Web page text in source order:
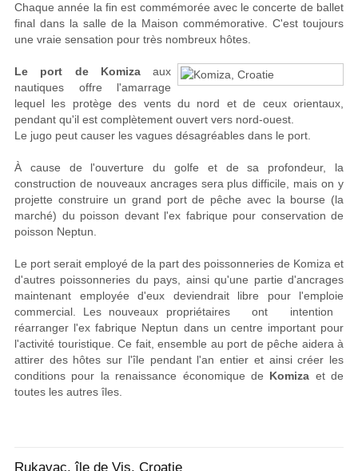
Chaque année la fin est commémorée avec le concerte de ballet
final dans la salle de la Maison commémorative. C'est toujours
une vraie sensation pour très nombreux hôtes.
Le port de Komizaaux
nautiques offre l'amarrage
lequel les protège des vents du nord et de ceux orientaux,
pendant qu'il est complètement ouvert vers nord-ouest.
Le jugo peut causer les vagues désagréables dans le port.
À cause de l'ouverture du golfe et de sa profondeur, la
construction de nouveaux ancrages sera plus difficile, mais on y
projette construire un grand port de pêche avec la bourse (la
marché) du poisson devant l'ex fabrique pour conservation de
poisson Neptun.
Le port serait employé de la part des poissonneries de Komiza et
d'autres poissonneries du pays, ainsi qu'une partie d'ancrages
maintenant employée d'eux deviendrait libre pour l'emploie
commercial. Les nouveaux propriétaires ont intention
réarranger l'ex fabrique Neptun dans un centre important pour
l'activité touristique. Ce fait, ensemble au port de pêche aidera à
attirer des hôtes sur l'île pendant l'an entier et ainsi créer les
conditions pour la renaissance économique de Komiza et de
toutes les autres îles.
Rukavac, île de Vis, Croatie